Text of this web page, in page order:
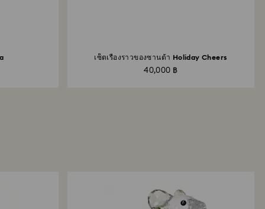
เซ็ตเรื่องราวของซานต้า Holiday Cheers
40,000 ฿